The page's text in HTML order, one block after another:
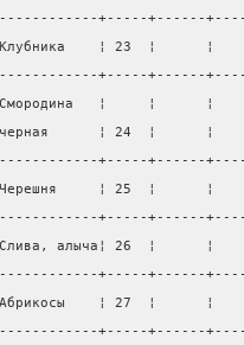
+-----+------
Клубника    ¦ 23  ¦
+-----+------
Смородина   ¦     ¦
черная      ¦ 24  ¦
+-----+------
Черешня     ¦ 25  ¦
+-----+------
Слива, алыча¦ 26  ¦
+-----+------
Абрикосы    ¦ 27  ¦
+-----+------